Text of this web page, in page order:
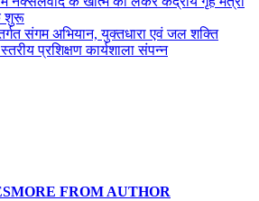
शुरू
संगम अभियान, युक्तधारा एवं जल शक्ति
प्रशिक्षण कार्यशाला संपन्न
MORE FROM AUTHOR